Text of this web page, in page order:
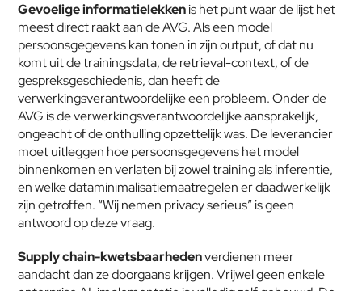
Gevoelige informatielekken is het punt waar de lijst het
meest direct raakt aan de AVG. Als een model
persoonsgegevens kan tonen in zijn output, of dat nu
komt uit de trainingsdata, de retrieval-context, of de
gespreksgeschiedenis, dan heeft de
verwerkingsverantwoordelijke een probleem. Onder de
AVG is de verwerkingsverantwoordelijke aansprakelijk,
ongeacht of de onthulling opzettelijk was. De leverancier
moet uitleggen hoe persoonsgegevens het model
binnenkomen en verlaten bij zowel training als inferentie,
en welke dataminimalisatiemaatregelen er daadwerkelijk
zijn getroffen. “Wij nemen privacy serieus” is geen
antwoord op deze vraag.
Supply chain-kwetsbaarheden verdienen meer
aandacht dan ze doorgaans krijgen. Vrijwel geen enkele